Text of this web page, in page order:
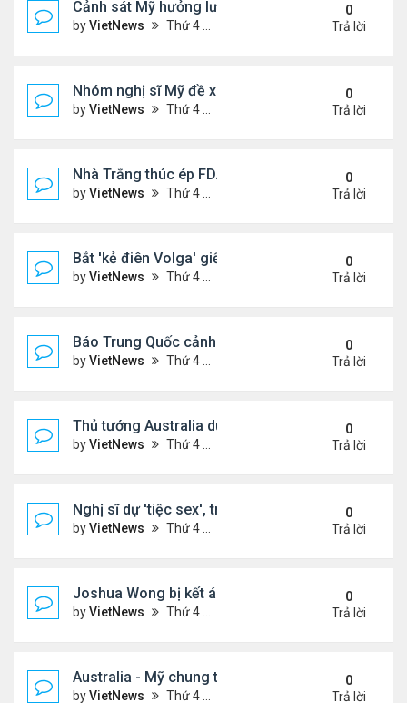
Cảnh sát Mỹ hưởng lương như thế nào?
byVietNews Thứ 4 Tháng 12 02, 2020 2:59 pm
0
Trả lời
Nhóm nghị sĩ Mỹ đề xuất gói 908 tỷ USD cứu trợ
byVietNews Thứ 4 Tháng 12 02, 2020 2:34 pm
0
Trả lời
Nhà Trắng thúc ép FDA phê duyệt nhanh vaccine
byVietNews Thứ 4 Tháng 12 02, 2020 2:25 pm
0
Trả lời
Bắt 'kẻ điên Volga' giết hàng chục phụ nữ
byVietNews Thứ 4 Tháng 12 02, 2020 2:24 pm
0
Trả lời
Báo Trung Quốc cảnh báo tàu chiến Australia
byVietNews Thứ 4 Tháng 12 02, 2020 2:23 pm
0
Trả lời
Thủ tướng Australia dùng WeChat trấn an cộng
byVietNews Thứ 4 Tháng 12 02, 2020 2:22 pm
0
Trả lời
Nghị sĩ dự 'tiệc sex', trèo ống nước né cảnh sát
byVietNews Thứ 4 Tháng 12 02, 2020 2:21 pm
0
Trả lời
Joshua Wong bị kết án tù hơn một năm
byVietNews Thứ 4 Tháng 12 02, 2020 2:20 pm
0
Trả lời
Australia - Mỹ chung tay phát triển vũ khí siêu
byVietNews Thứ 4 Tháng 12 02, 2020 2:16 pm
0
Trả lời